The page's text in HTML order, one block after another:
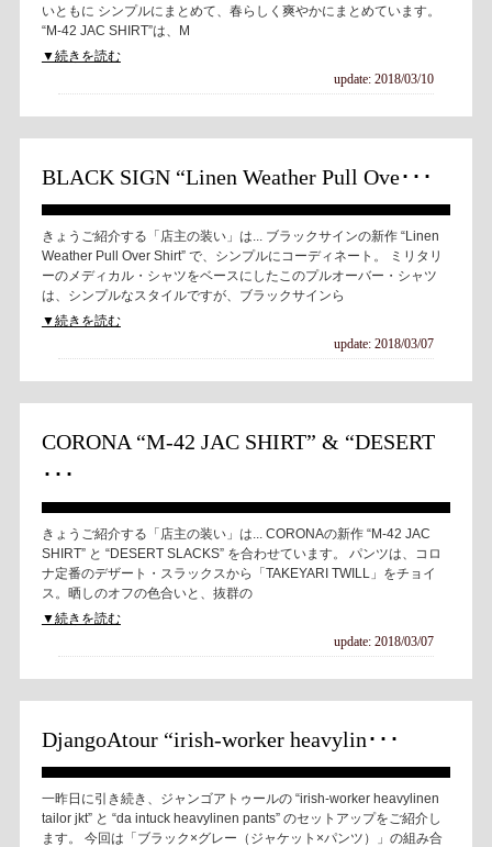
いともに シンプルにまとめて、春らしく爽やかにまとめています。
“M-42 JAC SHIRT”は、M
▼続きを読む
update: 2018/03/10
BLACK SIGN “Linen Weather Pull Ove･･･
きょうご紹介する「店主の装い」は... ブラックサインの新作 “Linen
Weather Pull Over Shirt” で、シンプルにコーディネート。 ミリタリ
ーのメディカル・シャツをベースにしたこのプルオーバー・シャツ
は、シンプルなスタイルですが、ブラックサインら
▼続きを読む
update: 2018/03/07
CORONA “M-42 JAC SHIRT” & “DESERT
･･･
きょうご紹介する「店主の装い」は... CORONAの新作 “M-42 JAC
SHIRT” と “DESERT SLACKS” を合わせています。 パンツは、コロ
ナ定番のデザート・スラックスから「TAKEYARI TWILL」をチョイ
ス。晒しのオフの色合いと、抜群の
▼続きを読む
update: 2018/03/07
DjangoAtour “irish-worker heavylin･･･
一昨日に引き続き、ジャンゴアトゥールの “irish-worker heavylinen
tailor jkt” と “da intuck heavylinen pants” のセットアップをご紹介し
ます。 今回は「ブラック×グレー（ジャケット×パンツ）」の組み合